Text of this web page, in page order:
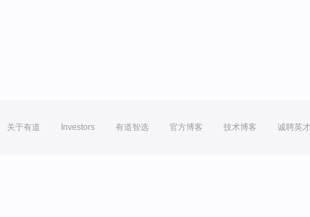
关于有道 Investors 有道智选 官方博客 技术博客 诚聘英才